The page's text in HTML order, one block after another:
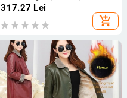
lungi, blană artificială, stil street
317.27 Lei
add_shopping_cart